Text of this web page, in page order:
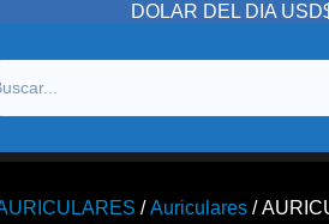
DOLAR DEL DIA
/Auriculares /